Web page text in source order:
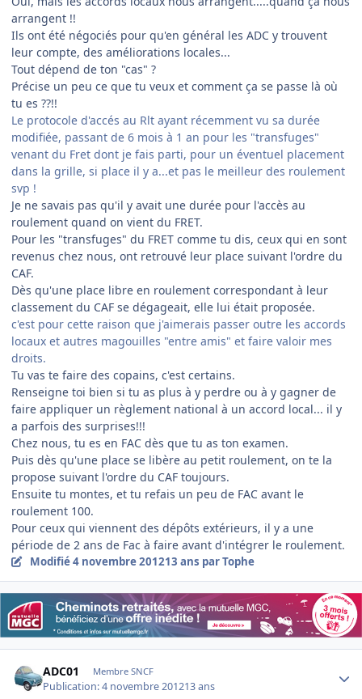
arrangent !!
Ils ont été négociés pour qu'en général les ADC y trouvent
leur compte, des améliorations locales...
Tout dépend de ton "cas" ?
Précise un peu ce que tu veux et comment ça se passe là où
tu es ??!!
Le protocole d'accés au Rlt ayant récemment vu sa durée
modifiée, passant de 6 mois à 1 an pour les "transfuges"
venant du Fret dont je fais parti, pour un éventuel placement
dans la grille, si place il y a...et pas le meilleur des roulement
svp !
Je ne savais pas qu'il y avait une durée pour l'accès au
roulement quand on vient du FRET.
Pour les "transfuges" du FRET comme tu dis, ceux qui en sont
revenus chez nous, ont retrouvé leur place suivant l'ordre du
CAF.
Dès qu'une place libre en roulement correspondant à leur
classement du CAF se dégageait, elle lui était proposée.
c'est pour cette raison que j'aimerais passer outre les accords
locaux et autres magouilles "entre amis" et faire valoir mes
droits.
Tu vas te faire des copains, c'est certains.
Renseigne toi bien si tu as plus à y perdre ou à y gagner de
faire appliquer un règlement national à un accord local... il y
a parfois des surprises!!!
Chez nous, tu es en FAC dès que tu as ton examen.
Puis dès qu'une place se libère au petit roulement, on te la
propose suivant l'ordre du CAF toujours.
Ensuite tu montes, et tu refais un peu de FAC avant le
roulement 100.
Pour ceux qui viennent des dépôts extérieurs, il y a une
période de 2 ans de Fac à faire avant d'intégrer le roulement.
Modifié4 novembre 201213 ans par Tophe
ADC01 Membre SNCF
Publication:4 novembre 201213 ans